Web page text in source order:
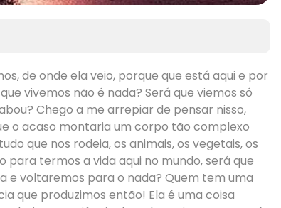
de onde ela veio, porque que está aqui e por
vivemos não é nada? Será que viemos só
Chego a me arrepiar de pensar nisso,
o acaso montaria um corpo tão complexo
que nos rodeia, os animais, os vegetais, os
para termos a vida aqui no mundo, será que
e voltaremos para o nada? Quem tem uma
que produzimos então! Ela é uma coisa